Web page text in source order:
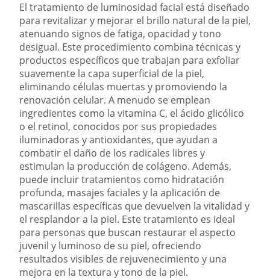
El tratamiento de luminosidad facial está diseñado
para revitalizar y mejorar el brillo natural de la piel,
atenuando signos de fatiga, opacidad y tono
desigual. Este procedimiento combina técnicas y
productos específicos que trabajan para exfoliar
suavemente la capa superficial de la piel,
eliminando células muertas y promoviendo la
renovación celular. A menudo se emplean
ingredientes como la vitamina C, el ácido glicólico
o el retinol, conocidos por sus propiedades
iluminadoras y antioxidantes, que ayudan a
combatir el daño de los radicales libres y
estimulan la producción de colágeno. Además,
puede incluir tratamientos como hidratación
profunda, masajes faciales y la aplicación de
mascarillas específicas que devuelven la vitalidad y
el resplandor a la piel. Este tratamiento es ideal
para personas que buscan restaurar el aspecto
juvenil y luminoso de su piel, ofreciendo
resultados visibles de rejuvenecimiento y una
mejora en la textura y tono de la piel.